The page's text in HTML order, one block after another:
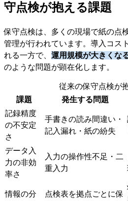
守点検が抱える課題
保守点検は、多くの現場で紙の点
管理が行われています。導入コス
れる一方で、 運用規模が大きくな
のような問題が顕在化します。
従来の保守点検が
課題
発生する問題
記録精度
の不安定
さ
手書きの読み間違い・
記入漏れ・紙の紛失
データ入
力の非効
率さ
入力の操作性不足・二
重入力
情報の分 点検表を拠点ごとに保